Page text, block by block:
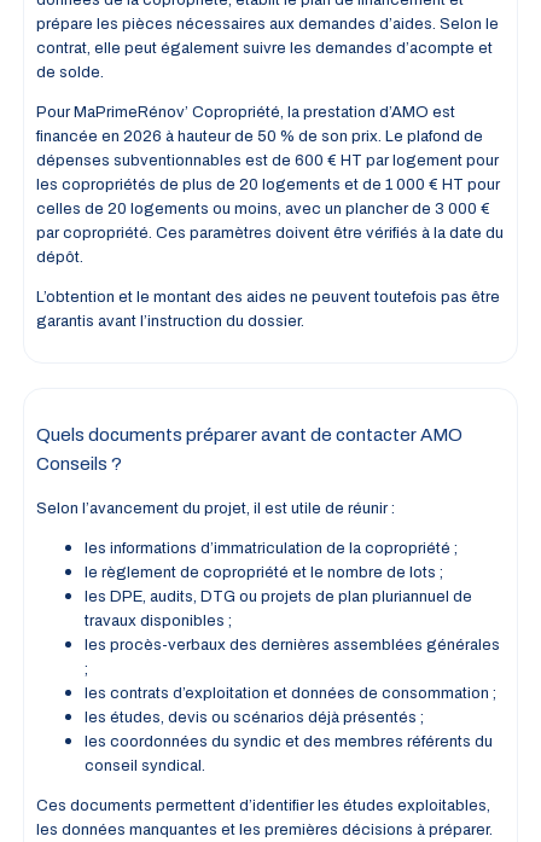
prépare les pièces nécessaires aux demandes d’aides. Selon le
contrat, elle peut également suivre les demandes d’acompte et
de solde.
Pour MaPrimeRénov’ Copropriété, la prestation d’AMO est
financée en 2026 à hauteur de 50 % de son prix. Le plafond de
dépenses subventionnables est de 600 € HT par logement pour
les copropriétés de plus de 20 logements et de 1 000 € HT pour
celles de 20 logements ou moins, avec un plancher de 3 000 €
par copropriété. Ces paramètres doivent être vérifiés à la date du
dépôt.
L’obtention et le montant des aides ne peuvent toutefois pas être
garantis avant l’instruction du dossier.
Quels documents préparer avant de contacter AMO
Conseils ?
Selon l’avancement du projet, il est utile de réunir :
les informations d’immatriculation de la copropriété ;
le règlement de copropriété et le nombre de lots ;
les DPE, audits, DTG ou projets de plan pluriannuel de
travaux disponibles ;
les procès-verbaux des dernières assemblées générales
;
les contrats d’exploitation et données de consommation ;
les études, devis ou scénarios déjà présentés ;
les coordonnées du syndic et des membres référents du
conseil syndical.
Ces documents permettent d’identifier les études exploitables,
les données manquantes et les premières décisions à préparer.